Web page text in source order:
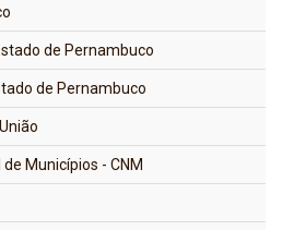
de Pernambuco
de Pernambuco
Municípios - CNM